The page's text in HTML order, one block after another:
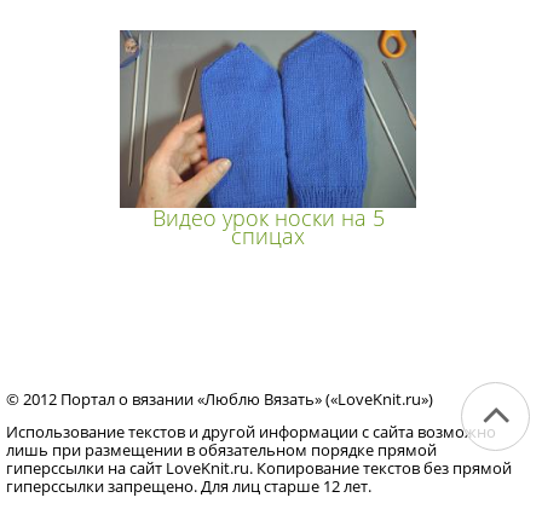
Видео урок носки на 5
спицах
© 2012 Портал о вязании «Люблю Вязать» («LoveKnit.ru»)
Использование текстов и другой информации с сайта возможно
лишь при размещении в обязательном порядке прямой
гиперссылки на сайт LoveKnit.ru. Копирование текстов без прямой
гиперссылки запрещено. Для лиц старше 12 лет.